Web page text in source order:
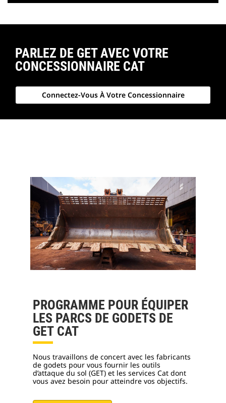
PARLEZ DE GET AVEC VOTRE
CONCESSIONNAIRE CAT
Connectez-Vous À Votre Concessionnaire
PROGRAMME POUR ÉQUIPER
LES PARCS DE GODETS DE
GET CAT
Nous travaillons de concert avec les fabricants
de godets pour vous fournir les outils
d’attaque du sol (GET) et les services Cat dont
vous avez besoin pour atteindre vos objectifs.